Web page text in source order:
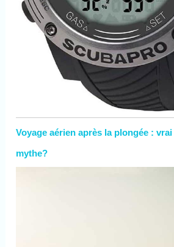
Voyage aérien après la plongée :
mythe?